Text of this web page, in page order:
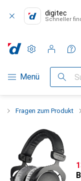
digitec
Schneller
Navigation nach
Menü Suche
Einstellungen
Kundenkonto
Vergleichslisten
Merklisten
Warenkorb
Fragen zum Produkt